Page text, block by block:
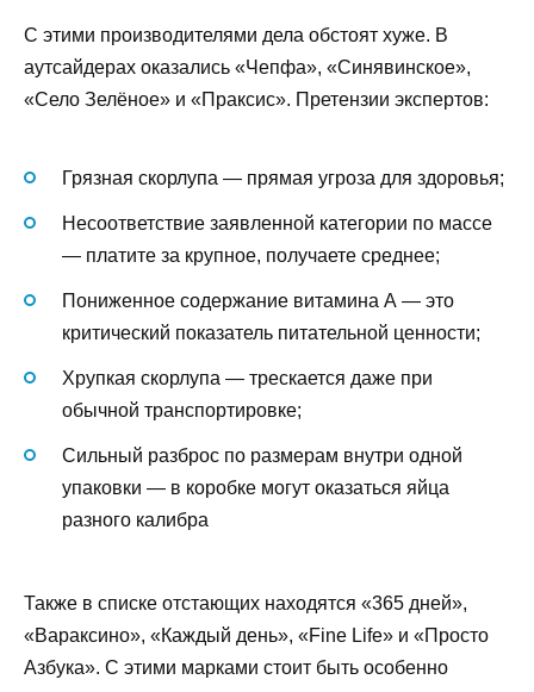
С этими производителями дела обстоят хуже. В
аутсайдерах оказались «Чепфа», «Синявинское»,
«Село Зелёное» и «Праксис». Претензии экспертов:
Грязная скорлупа — прямая угроза для здоровья;
Несоответствие заявленной категории по массе
— платите за крупное, получаете среднее;
Пониженное содержание витамина А — это
критический показатель питательной ценности;
Хрупкая скорлупа — трескается даже при
обычной транспортировке;
Сильный разброс по размерам внутри одной
упаковки — в коробке могут оказаться яйца
разного калибра
Также в списке отстающих находятся «365 дней»,
«Вараксино», «Каждый день», «Fine Life» и «Просто
Азбука». С этими марками стоит быть особенно